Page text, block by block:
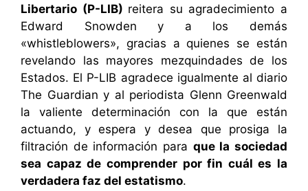
Libertario (P-LIB) reitera su agradecimiento a
Edward Snowden y a los demás
«whistleblowers», gracias a quienes se están
revelando las mayores mezquindades de los
Estados. El P-LIB agradece igualmente al diario
The Guardian y al periodista Glenn Greenwald
la valiente determinación con la que están
actuando, y espera y desea que prosiga la
filtración de información para que la sociedad
sea capaz de comprender por fin cuál es la
verdadera faz del estatismo.